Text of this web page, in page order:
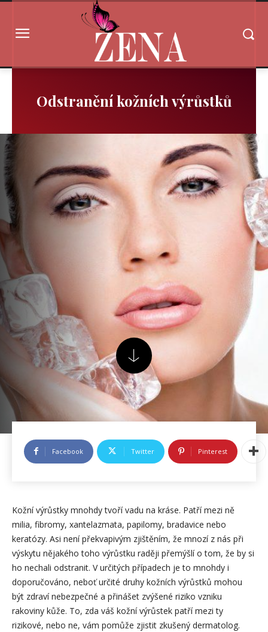
Odstranění kožních výrůstků
Facebook Twitter Pinterest
Kožní výrůstky mnohdy tvoří vadu na kráse. Patří mezi ně
milia, fibromy, xantelazmata, papilomy, bradavice nebo
keratózy. Asi není překvapivým zjištěním, že mnozí z nás při
výskytu nějakého toho výrůstku raději přemýšlí o tom, že by si
ho nechali odstranit. V určitých případech je to mnohdy i
doporučováno, neboť určité druhy kožních výrůstků mohou
být zdraví nebezpečné a přinášet zvýšené riziko vzniku
rakoviny kůže. To, zda váš kožní výrůstek patří mezi ty
rizikové, nebo ne, vám pomůže zjistit zkušený dermatolog.